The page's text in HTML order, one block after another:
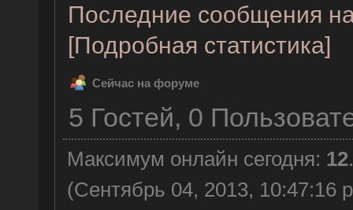
Последние сообщения
[Подробная статистика]
Сейчас на форуме
5 Гостей, 0
Максимум онлайн сегодня: 12
(Сентябрь 04, 2013, 10:47:16